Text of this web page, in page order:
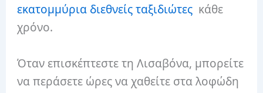
εκατομμύρια διεθνείς ταξιδιώτες κάθε
χρόνο.
Όταν επισκέπτεστε τη Λισαβόνα, μπορείτε
να περάσετε ώρες να χαθείτε στα λοφώδη